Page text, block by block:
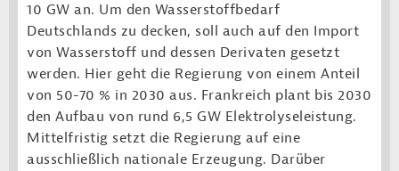
10 GW an. Um den Wasserstoffbedarf
Deutschlands zu decken, soll auch auf den Import
von Wasserstoff und dessen Derivaten gesetzt
werden. Hier geht die Regierung von einem Anteil
von 50-70 % in 2030 aus. Frankreich plant bis 2030
den Aufbau von rund 6,5 GW Elektrolyseleistung.
Mittelfristig setzt die Regierung auf eine
ausschließlich nationale Erzeugung. Darüber